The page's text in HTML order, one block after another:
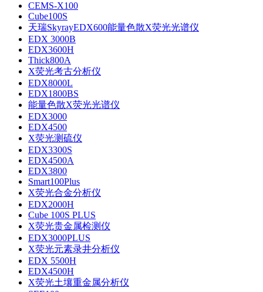
CEMS-X100
Cube100S
天瑞SkyrayEDX600能量色散X荧光光谱仪
EDX 3000B
EDX3600H
Thick800A
X荧光考古分析仪
EDX8000L
EDX1800BS
能量⾊散X荧光光谱仪
EDX3000
EDX4500
X荧光测硫仪
EDX3300S
EDX4500A
EDX3800
Smart100Plus
X荧光合金分析仪
EDX2000H
Cube 100S PLUS
X荧光贵金属检测仪
EDX3000PLUS
X荧光元素录井分析仪
EDX 5500H
EDX4500H
X荧光土壤重金属分析仪